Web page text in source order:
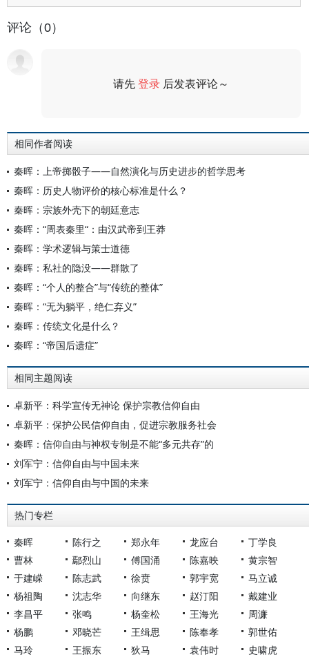
评论（0）
请先登录 后发表评论～
相同作者阅读
秦晖：上帝掷骰子——自然演化与历史进步的哲学思考
秦晖：历史人物评价的核心标准是什么？
秦晖：宗族外壳下的朝廷意志
秦晖：“周表秦里“：由汉武帝到王莽
秦晖：学术逻辑与策士道德
秦晖：私社的隐没——群散了
秦晖：“个人的整合”与“传统的整体”
秦晖：“无为躺平，绝仁弃义”
秦晖：传统文化是什么？
秦晖：“帝国后遗症”
相同主题阅读
卓新平：科学宣传无神论 保护宗教信仰自由
卓新平：保护公民信仰自由，促进宗教服务社会
秦晖：信仰自由与神权专制是不能“多元共存”的
刘军宁：信仰自由与中国未来
刘军宁：信仰自由与中国的未来
热门专栏
秦晖 陈行之 郑永年 龙应台
丁学良
曹林
鄢烈山 傅国涌 陈嘉映
黄宗智
于建嵘
陈志武 徐贲 郭宇宽
马立诚
杨祖陶
沈志华 向继东 赵汀阳
戴建业
李昌平
张鸣 杨奎松 王海光
周濂
杨鹏
邓晓芒 王缉思 陈奉孝
郭世佑
马玲
王振东 狄马 袁伟时 史啸虎